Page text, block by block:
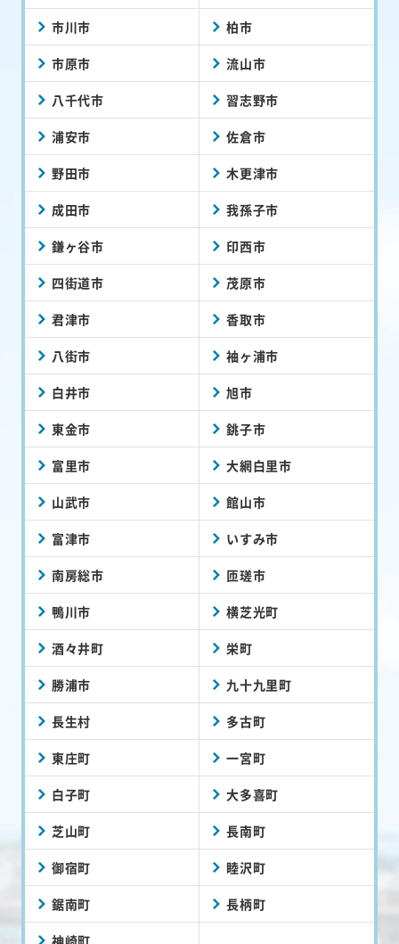
市川市 柏市
市原市 流山市
八千代市 習志野市
浦安市 佐倉市
野田市 木更津市
成田市 我孫子市
鎌ヶ谷市 印西市
四街道市 茂原市
君津市 香取市
八街市 袖ヶ浦市
白井市 旭市
東金市 銚子市
富里市 大網白里市
山武市 館山市
富津市 いすみ市
南房総市 匝瑳市
鴨川市 横芝光町
酒々井町 栄町
勝浦市 九十九里町
長生村 多古町
東庄町 一宮町
白子町 大多喜町
芝山町 長南町
御宿町 睦沢町
鋸南町 長柄町
神崎町